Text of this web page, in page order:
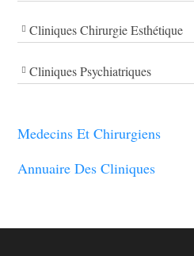
Cliniques Chirurgie Esthétique
Cliniques Psychiatriques
Medecins Et Chirurgiens
Annuaire Des Cliniques